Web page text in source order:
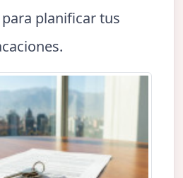
planificar tus